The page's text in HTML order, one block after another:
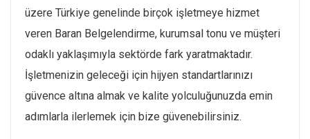
üzere Türkiye genelinde birçok işletmeye hizmet
veren Baran Belgelendirme, kurumsal tonu ve müşteri
odaklı yaklaşımıyla sektörde fark yaratmaktadır.
İşletmenizin geleceği için hijyen standartlarınızı
güvence altına almak ve kalite yolculuğunuzda emin
adımlarla ilerlemek için bize güvenebilirsiniz.